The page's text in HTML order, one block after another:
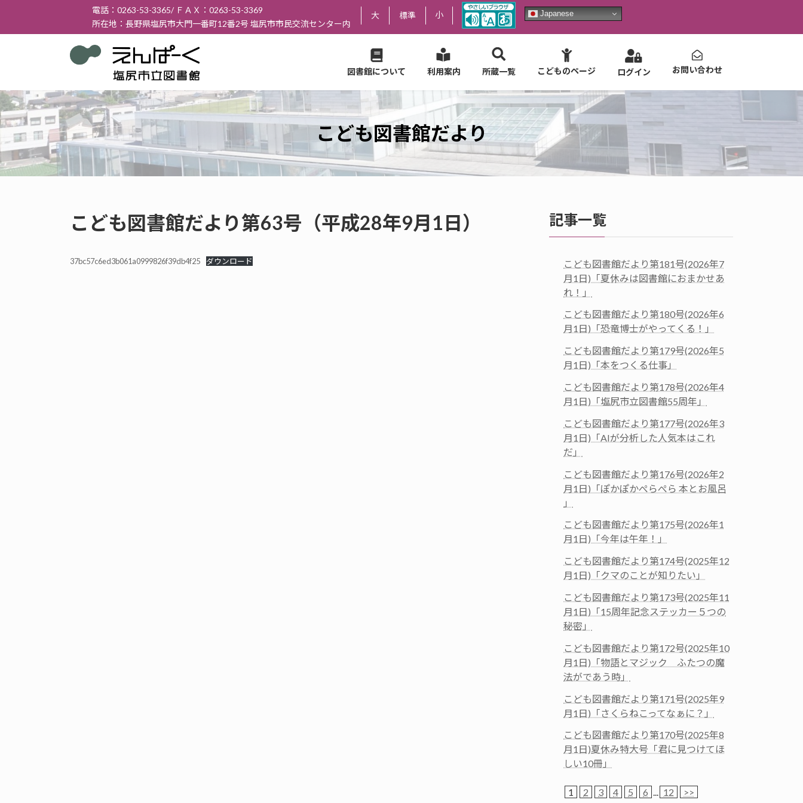
テ
ス
キ
ッ
ゲ
ン
に
移
電話：0263-53-3365/ ＦＡＸ：0263-53-3369
所在地：長野県塩尻市大門一番町12番2号 塩尻市市民交流センター内
大 標準 小 Japanese
図書館について 利用案内 所蔵一覧 こどものページ ログイン お問い合わせ
こども図書館だより
こども図書館だより第63号（平成28年9月1日）
37bc57c6ed3b061a0999826f39db4f25 ダウンロード
記事一覧
こども図書館だより第181号(2026年7
月1日)「夏休みは図書館におまかせあ
れ！」
こども図書館だより第180号(2026年6
月1日)「恐竜博士がやってくる！」
こども図書館だより第179号(2026年5
月1日)「本をつくる仕事」
こども図書館だより第178号(2026年4
月1日)「塩尻市立図書館55周年」
こども図書館だより第177号(2026年3
月1日)「AIが分析した人気本はこれ
だ」
こども図書館だより第176号(2026年2
月1日)「ぽかぽかぺらぺら 本とお風呂
」
こども図書館だより第175号(2026年1
月1日)「今年は午年！」
こども図書館だより第174号(2025年12
月1日)「クマのことが知りたい」
こども図書館だより第173号(2025年11
月1日)「15周年記念ステッカー５つの
秘密」
こども図書館だより第172号(2025年10
月1日)「物語とマジック ふたつの魔
法がであう時」
こども図書館だより第171号(2025年9
月1日)「さくらねこってなぁに？」
こども図書館だより第170号(2025年8
月1日)夏休み特大号「君に見つけてほ
しい10冊」
1 2 3 4 5 6 ... 12 >>